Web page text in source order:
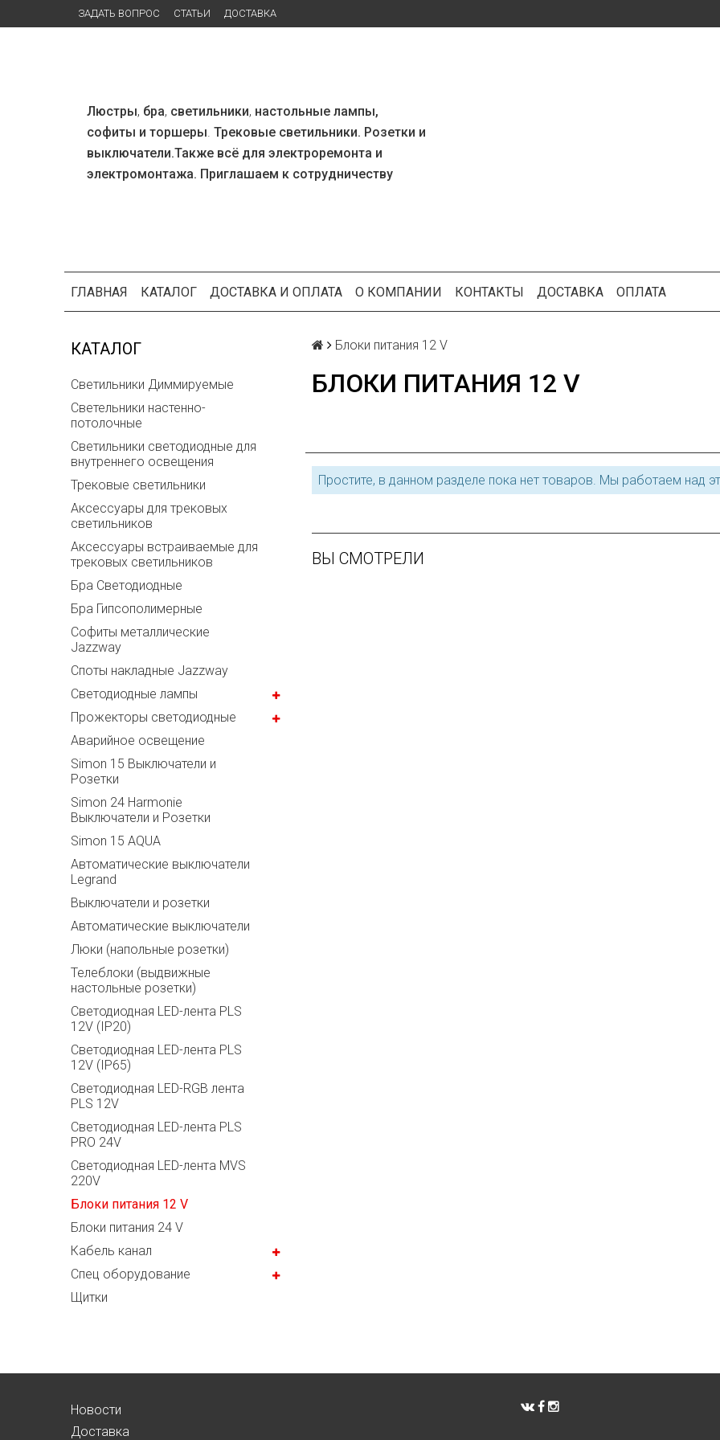
ЗАДАТЬ ВОПРОС СТАТЬИ ДОСТАВКА
Люстры, бра, светильники, настольные лампы,
софиты и торшеры. Трековые светильники. Розетки и
выключатели.Также всё для электроремонта и
электромонтажа. Приглашаем к сотрудничеству
ГЛАВНАЯ КАТАЛОГ ДОСТАВКА И ОПЛАТА О КОМПАНИИ КОНТАКТЫ ДОСТАВКА ОПЛАТА
КАТАЛОГ
Светильники Диммируемые
Cветельники настенно-
потолочные
Светильники светодиодные для
внутреннего освещения
Трековые светильники
Аксессуары для трековых
светильников
Аксессуары встраиваемые для
трековых светильников
Бра Cветодиодные
Бра Гипсополимерные
Софиты металлические
Jazzway
Споты накладные Jazzway
Светодиодные лампы
Прожекторы светодиодные
Аварийное освещение
Simon 15 Выключатели и
Розетки
Simon 24 Harmonie
Выключатели и Розетки
Simon 15 AQUA
Автоматические выключатели
Legrand
Выключатели и розетки
Автоматические выключатели
Люки (напольные розетки)
Телеблоки (выдвижные
настольные розетки)
Светодиодная LED-лента PLS
12V (IP20)
Светодиодная LED-лента PLS
12V (IP65)
Светодиодная LED-RGB лента
PLS 12V
Светодиодная LED-лента PLS
PRO 24V
Светодиодная LED-лента MVS
220V
Блоки питания 12 V
Блоки питания 24 V
Кабель канал
Спец оборудование
Щитки
Блоки питания 12 V
БЛОКИ ПИТАНИЯ 12 V
Простите, в данном разделе пока нет товаров. Мы работаем над
ВЫ СМОТРЕЛИ
Новости
Доставка